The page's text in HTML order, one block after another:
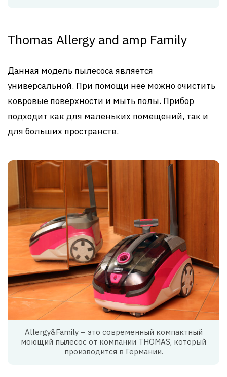
Thomas Allergy and amp Family
Данная модель пылесоса является
универсальной. При помощи нее можно очистить
ковровые поверхности и мыть полы. Прибор
подходит как для маленьких помещений, так и
для больших пространств.
Allergy&Family – это современный компактный
моющий пылесос от компании THOMAS, который
производится в Германии.